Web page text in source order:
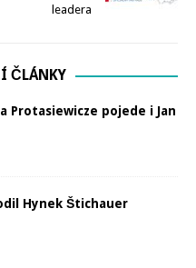
leadera
ČLÁNKY
Protasiewicze pojede i Jan
Hynek Štichauer